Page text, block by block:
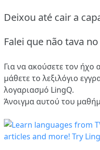
Deixou até cair a
Falei que não tava
Για να ακούσετε τον ήχο
μάθετε το λεξιλόγιο
λογαριασμό LingQ.
Άνοιγμα αυτού του